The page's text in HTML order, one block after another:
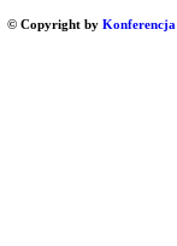
© Copyright by Konferencja